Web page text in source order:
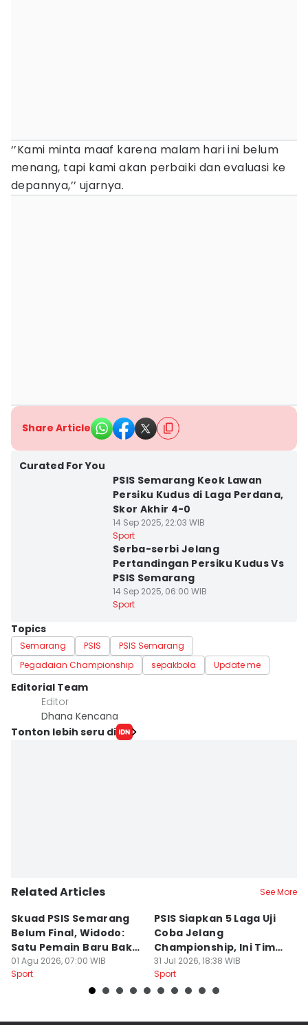
‘’Kami minta maaf karena malam hari ini belum
menang, tapi kami akan perbaiki dan evaluasi ke
depannya,’’ ujarnya.
Share Article
Curated For You
PSIS Semarang Keok Lawan
Persiku Kudus di Laga Perdana,
Skor Akhir 4-0
14 Sep 2025, 22:03 WIB
Sport
Serba-serbi Jelang
Pertandingan Persiku Kudus Vs
PSIS Semarang
14 Sep 2025, 06:00 WIB
Sport
Topics
Semarang PSIS
PSIS Semarang
Pegadaian Championship
sepakbola Update me
Editorial Team
Editor
Dhana Kencana
Tonton lebih seru di
Related Articles See More
Skuad PSIS Semarang
Belum Final, Widodo:
Satu Pemain Baru Bakal
Gabung
01 Agu 2026, 07:00 WIB
Sport
PSIS Siapkan 5 Laga Uji
Coba Jelang
Championship, Ini Tim
Calon Lawan
31 Jul 2026, 18:38 WIB
Sport